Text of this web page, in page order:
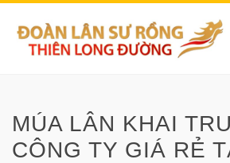
MÚA LÂN KHAI
CÔNG TY GIÁ RẺ